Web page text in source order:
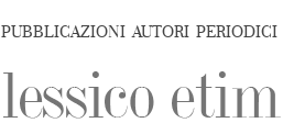
PUBBLICAZIONI AUTORI PERIODICI